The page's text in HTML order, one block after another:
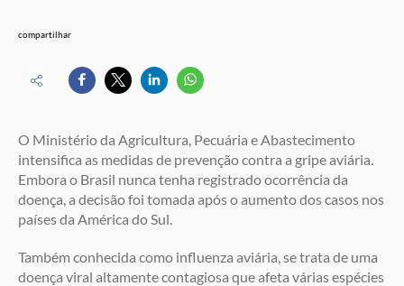
compartilhar
O Ministério da Agricultura, Pecuária e Abastecimento
intensifica as medidas de prevenção contra a gripe aviária.
Embora o Brasil nunca tenha registrado ocorrência da
doença, a decisão foi tomada após o aumento dos casos nos
países da América do Sul.
Também conhecida como influenza aviária, se trata de uma
doença viral altamente contagiosa que afeta várias espécies